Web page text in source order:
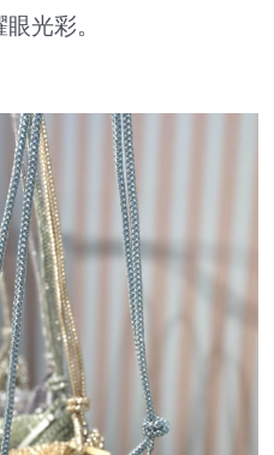
光彩。